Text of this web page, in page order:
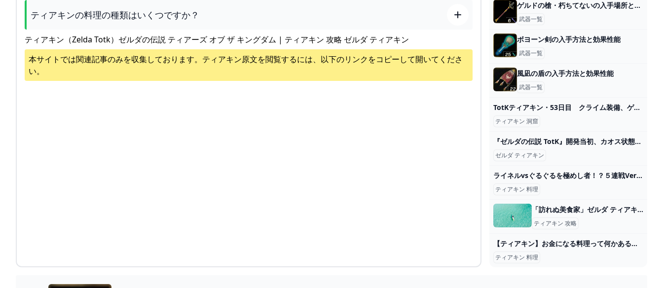
ティアキンの料理の種類はいくつですか？
ティアキン（Zelda Totk）ゼルダの伝説 ティアーズ オブ ザ キングダム | ティアキン 攻略 ゼルダ ティアキン
本サイトでは関連記事のみを収集しております。 ティアキン原文を閲覧するには、以下のリンクをコピーして開いてくださ
い。
ゲルドの槍・朽ちてないの入手場所と効果
武器一覧
ボヨーン剣の入手方法と効果性能
武器一覧
風凪の盾の入手方法と効果性能
武器一覧
TotKティアキン・53日目 クライム装備、ゲットだぜ！（北ハイラル平原の洞窟） - ちょっとしたゲーム日記：楽天ブログ
ティアキン 洞窟
『ゼルダの伝説 TotK』開発当初、カオス状態だった│SWITCH速報
ゼルダ ティアキン
ライネルvsぐるぐるを極めし者！？５連戦Ver【ゼルダの伝説 ティアキン】 - YouTube
ティアキン 料理
「訪れぬ美食家」ゼルダ ティアキン攻略「エピソードチャレンジ編」【ゼルダの伝説ティアーズオブザキングダム攻略】 GameGamingGames
ティアキン 攻略
【ティアキン】お金になる料理って何かある？ : ゼルダの伝説 ティアーズ オブ ザ キングダム攻略まとめ速報
ティアキン 料理